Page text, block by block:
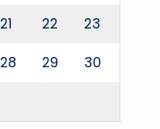
21 22 23
28 29 30